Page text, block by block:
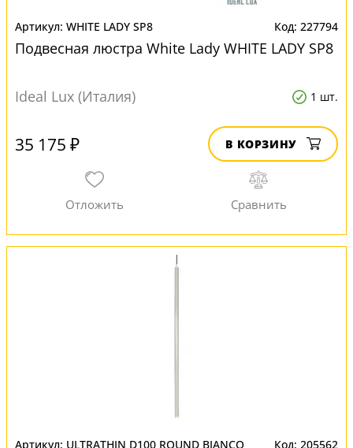
WHITE LADY SP8 227794
Подвесная люстра White Lady WHITE LADY SP8
Ideal Lux (Италия) 1 шт.
35 175 ₽ В КОРЗИНУ
ULTRATHIN D100 ROUND BIANCO 205562